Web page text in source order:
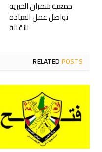
جمعية شمران الخيرية
تواصل عمل العيادة
النقالة
RELATEDPOSTS